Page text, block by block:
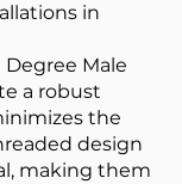
in
Degree Male
a robust
the
design
making them